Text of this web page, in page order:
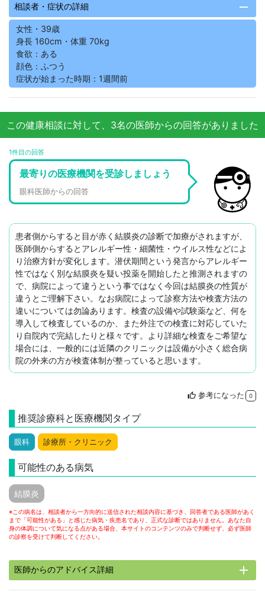
相談者・症状の詳細 remove
女性・39歳
身長 160cm・体重 70kg
食欲：ある
顔色：ふつう
症状が始まった時期：1週間前
この健康相談に対して、3名の医師からの回答がありました
1件目の回答
最寄りの医療機関を受診しましょう
眼科医師からの回答
患者側からすると目が赤く結膜炎の診断で加療がされますが、
医師側からするとアレルギー性・細菌性・ウイルス性などによ
り治療方針が変化します。潜伏期間という発言からアレルギー
性ではなく別な結膜炎を疑い投薬を開始したと推測されますの
で、病院によって違うという事ではなく今回は結膜炎の性質が
違うとご理解下さい。なお病院によって診察方法や検査方法の
違いについては勿論あります。検査の設備や試験薬など、何を
導入して検査しているのか、また外注での検査に対応していた
り自院内で完結したりと様々です。より詳細な検査をご希望な
場合には、一般的には近隣のクリニックは設備が小さく総合病
院の外来の方が検査体制が整っていると思います。
thumb_up 参考になった 0
推奨診療科と医療機関タイプ
眼科 診療所・クリニック
可能性のある病気
結膜炎
※この病名は、相談者から一方向的に送信された相談内容に基づき、回答者である医師があく
まで「可能性がある」と感じた病気・疾患名であり、正式な診断ではありません。あなた自
身の体調について気になる点がある場合、本サイトのコンテンツのみで判断せず、必ず医師
の診察を受けて判断してください。
医師からのアドバイス詳細 add